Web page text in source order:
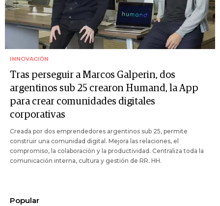
INNOVACIÓN
Tras perseguir a Marcos Galperin, dos
argentinos sub 25 crearon Humand, la App
para crear comunidades digitales
corporativas
Creada por dos emprendedores argentinos sub 25, permite
construir una comunidad digital. Mejora las relaciones, el
compromiso, la colaboración y la productividad. Centraliza toda la
comunicación interna, cultura y gestión de RR. HH.
Popular